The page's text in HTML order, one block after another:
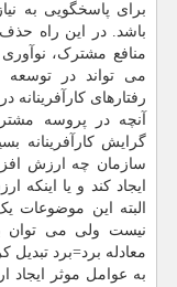
برای پاسخگویی به
باشد. در این راه
منافع مشترک،
می تواند در توسعه
رفتارهای کارآفرینانه
آنچه در پروسه
گرایش کارآفرینانه
سازمان چه ارزش
ایجاد کند و یا
البته این موضوعات
نیست ولی می‏ توان
معادله برد=برد تبدیل
به عوامل موثر ایجاد